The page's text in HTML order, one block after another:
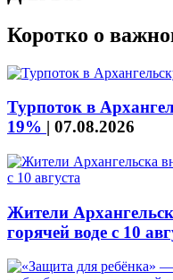
Коротко о
Турпоток в
19% | 07.08.2026
Жители
горячей воде с 10